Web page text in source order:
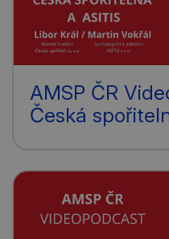
AMSP ČR
Česká